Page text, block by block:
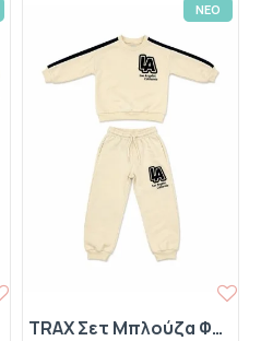
ΝΕΟ
TRAX Σετ Μπλούζα Φούτερ και Παντελόνι Φόρμας "Los Angeles" 50925 Cream